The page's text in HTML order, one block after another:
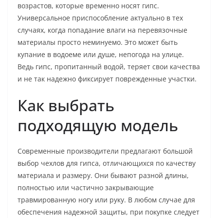
возрастов, которые временно носят гипс.
Универсальное приспособление актуально в тех
случаях, когда попадание влаги на перевязочные
материалы просто неминуемо. Это может быть
купание в водоеме или душе, непогода на улице.
Ведь гипс, пропитанный водой, теряет свои качества
и не так надежно фиксирует поврежденные участки.
Как выбрать
подходящую модель
Современные производители предлагают большой
выбор чехлов для гипса, отличающихся по качеству
материала и размеру. Они бывают разной длины,
полностью или частично закрывающие
травмированную ногу или руку. В любом случае для
обеспечения надежной защиты, при покупке следует